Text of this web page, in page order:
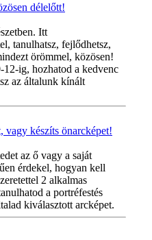
délelőtt!
Itt
tanulhatsz, fejlődhetsz,
örömmel, közösen!
ig, hozhatod a kedvenc
az általunk kínált
vagy készíts önarcképet!
az ő vagy a saját
érdekel, hogyan kell
2 alkalmas
a portréfestés
kiválasztott arcképet.